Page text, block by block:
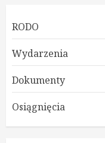
RODO
Wydarzenia
Dokumenty
Osiągnięcia